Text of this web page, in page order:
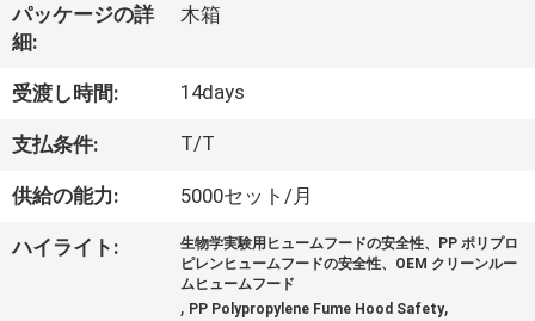
た
ち
に
つ
パッケージの詳
細:
木箱
受渡し時間: 14days
支払条件: T/T
供給の能力: 5000セット/月
ハイライト:
生物学実験用ヒュームフードの安全性、PP ポリプロ
ピレンヒュームフードの安全性、OEM クリーンルー
ムヒュームフード
, PP Polypropylene Fume Hood Safety,